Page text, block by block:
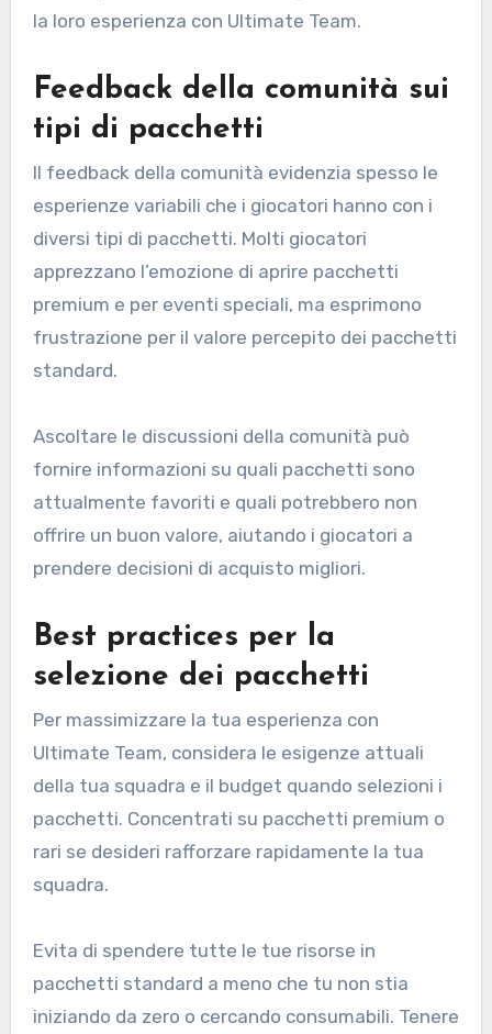
la loro esperienza con Ultimate Team.
Feedback della comunità sui
tipi di pacchetti
Il feedback della comunità evidenzia spesso le
esperienze variabili che i giocatori hanno con i
diversi tipi di pacchetti. Molti giocatori
apprezzano l’emozione di aprire pacchetti
premium e per eventi speciali, ma esprimono
frustrazione per il valore percepito dei pacchetti
standard.
Ascoltare le discussioni della comunità può
fornire informazioni su quali pacchetti sono
attualmente favoriti e quali potrebbero non
offrire un buon valore, aiutando i giocatori a
prendere decisioni di acquisto migliori.
Best practices per la
selezione dei pacchetti
Per massimizzare la tua esperienza con
Ultimate Team, considera le esigenze attuali
della tua squadra e il budget quando selezioni i
pacchetti. Concentrati su pacchetti premium o
rari se desideri rafforzare rapidamente la tua
squadra.
Evita di spendere tutte le tue risorse in
pacchetti standard a meno che tu non stia
iniziando da zero o cercando consumabili. Tenere